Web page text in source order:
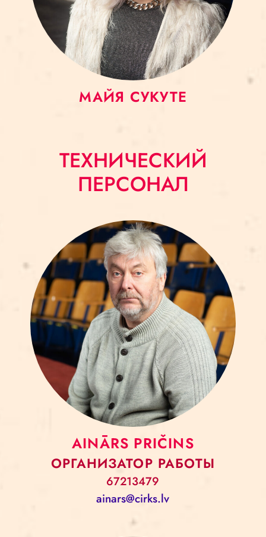
МАЙЯ СУКУТЕ
ТЕХНИЧЕСКИЙ
ПЕРСОНАЛ
AINĀRS PRIČINS
ОРГАНИЗАТОР РАБОТЫ
67213479
ainars@cirks.lv